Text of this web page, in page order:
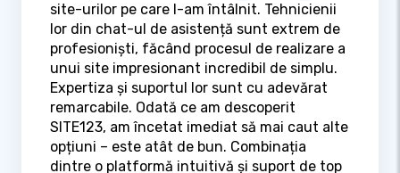
site-urilor pe care l-am întâlnit. Tehnicienii
lor din chat-ul de asistență sunt extrem de
profesioniști, făcând procesul de realizare a
unui site impresionant incredibil de simplu.
Expertiza și suportul lor sunt cu adevărat
remarcabile. Odată ce am descoperit
SITE123, am încetat imediat să mai caut alte
opțiuni – este atât de bun. Combinația
dintre o platformă intuitivă și suport de top